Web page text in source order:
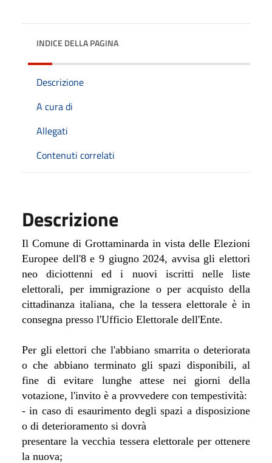
INDICE DELLA PAGINA
Descrizione
A cura di
Allegati
Contenuti correlati
Descrizione
Il Comune di Grottaminarda in vista delle Elezioni
Europee dell'8 e 9 giugno 2024, avvisa gli elettori
neo diciottenni ed i nuovi iscritti nelle liste
elettorali, per immigrazione o per acquisto della
cittadinanza italiana, che la tessera elettorale è in
consegna presso l'Ufficio Elettorale dell'Ente.
Per gli elettori che l'abbiano smarrita o deteriorata
o che abbiano terminato gli spazi disponibili, al
fine di evitare lunghe attese nei giorni della
votazione, l'invito è a provvedere con tempestività:
- in caso di esaurimento degli spazi a disposizione
o di deterioramento si dovrà
presentare la vecchia tessera elettorale per ottenere
la nuova;